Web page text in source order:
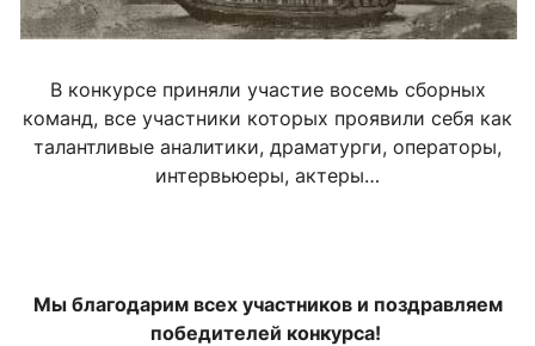
В конкурсе приняли участие восемь сборных
команд, все участники которых проявили себя как
талантливые аналитики, драматурги, операторы,
интервьюеры, актеры…
Мы благодарим всех участников и поздравляем
победителей конкурса!